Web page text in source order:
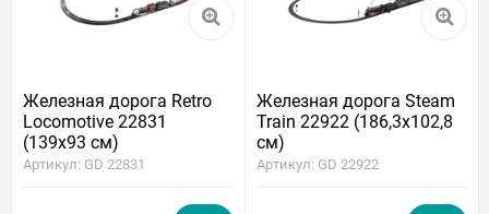
Железная дорога Retro
Locomotive 22831
(139x93 см)
Артикул: GD 22831
Железная дорога Steam
Train 22922 (186,3x102,8
см)
Артикул: GD 22922